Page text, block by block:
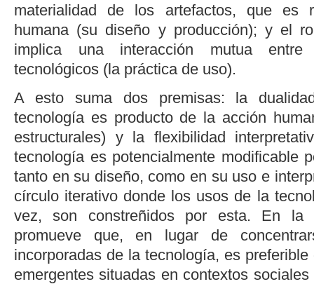
materialidad de los artefactos, que es
humana (su diseño y producción); y el
implica una interacción mutua
tecnológicos (la práctica de uso).
A esto suma dos premisas: la
tecnología es producto de la acción
estructurales) y la flexibilidad
tecnología es potencialmente modificable
tanto en su diseño, como en su uso e
círculo iterativo donde los usos de la
vez, son constreñidos por esta. En la
promueve que, en lugar de
incorporadas de la tecnología, es
emergentes situadas en contextos